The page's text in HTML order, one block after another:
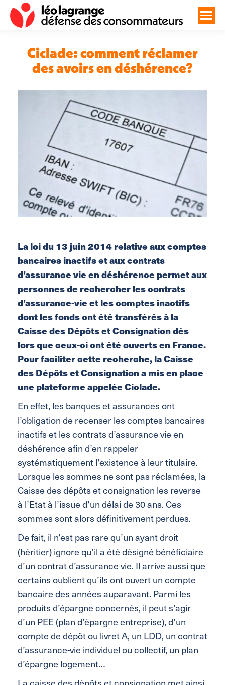
Ciclade: comment réclamer
des avoirs en déshérence?
La loi du 13 juin 2014 relative aux comptes
bancaires inactifs et aux contrats
d’assurance vie en déshérence permet aux
personnes de rechercher les contrats
d’assurance-vie et les comptes inactifs
dont les fonds ont été transférés à la
Caisse des Dépôts et Consignation dès
lors que ceux-ci ont été ouverts en France.
Pour faciliter cette recherche, la Caisse
des Dépôts et Consignation a mis en place
une plateforme appelée Ciclade.
En effet, les banques et assurances ont
l’obligation de recenser les comptes bancaires
inactifs et les contrats d’assurance vie en
déshérence afin d’en rappeler
systématiquement l’existence à leur titulaire.
Lorsque les sommes ne sont pas réclamées, la
Caisse des dépôts et consignation les reverse
à l’Etat à l’issue d’un délai de 30 ans. Ces
sommes sont alors définitivement perdues.
De fait, il n’est pas rare qu’un ayant droit
(héritier) ignore qu’il a été désigné bénéficiaire
d’un contrat d’assurance vie. Il arrive aussi que
certains oublient qu’ils ont ouvert un compte
bancaire des années auparavant. Parmi les
produits d’épargne concernés, il peut s’agir
d’un PEE (plan d’épargne entreprise), d’un
compte de dépôt ou livret A, un LDD, un contrat
d’assurance-vie individuel ou collectif, un plan
d’épargne logement…